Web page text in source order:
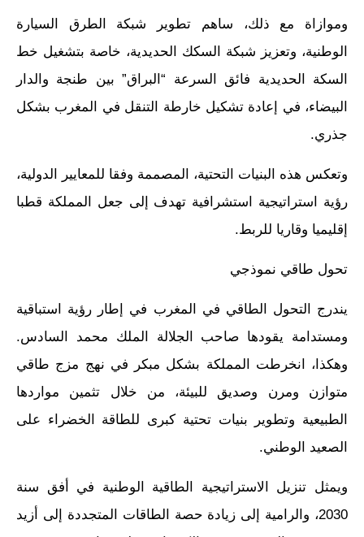
وموازاة مع ذلك، ساهم تطوير شبكة الطرق السيارة
الوطنية، وتعزيز شبكة السكك الحديدية، خاصة بتشغيل خط
السكة الحديدية فائق السرعة “البراق” بين طنجة والدار
البيضاء، في إعادة تشكيل خارطة التنقل في المغرب بشكل
جذري.
وتعكس هذه البنيات التحتية، المصممة وفقا للمعايير الدولية،
رؤية استراتيجية استشرافية تهدف إلى جعل المملكة قطبا
إقليميا وقاريا للربط.
تحول طاقي نموذجي
يندرج التحول الطاقي في المغرب في إطار رؤية استباقية
ومستدامة يقودها صاحب الجلالة الملك محمد السادس.
وهكذا، انخرطت المملكة بشكل مبكر في نهج مزج طاقي
متوازن ومرن وصديق للبيئة، من خلال تثمين مواردها
الطبيعية وتطوير بنيات تحتية كبرى للطاقة الخضراء على
الصعيد الوطني.
ويمثل تنزيل الاستراتيجية الطاقية الوطنية في أفق سنة
2030، والرامية إلى زيادة حصة الطاقات المتجددة إلى أزيد